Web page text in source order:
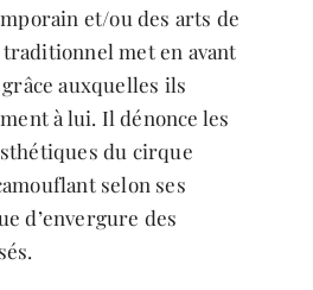
et/ou des arts de
met en avant
auxquelles ils
à lui. Il dénonce les
du cirque
selon ses
d’envergure des